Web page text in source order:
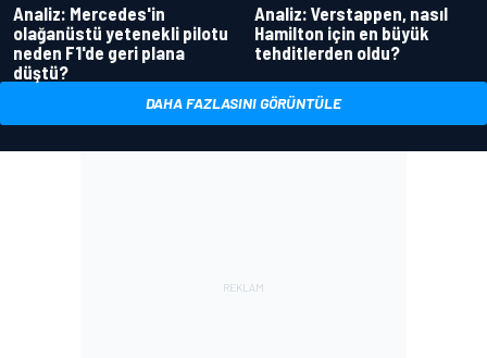
Analiz: Mercedes'in
olağanüstü yetenekli pilotu
neden F1'de geri plana
düştü?
Analiz: Verstappen, nasıl
Hamilton için en büyük
tehditlerden oldu?
DAHA FAZLASINI GÖRÜNTÜLE